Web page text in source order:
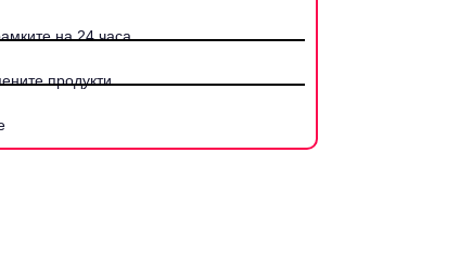
на 24 часа.
продукти